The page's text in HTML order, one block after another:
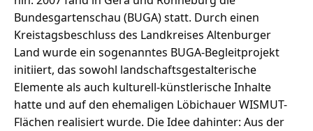
Bundesgartenschau (BUGA) statt. Durch einen
Kreistagsbeschluss des Landkreises Altenburger
Land wurde ein sogenanntes BUGA-Begleitprojekt
initiiert, das sowohl landschaftsgestalterische
Elemente als auch kulturell-künstlerische Inhalte
hatte und auf den ehemaligen Löbichauer WISMUT-
Flächen realisiert wurde. Die Idee dahinter: Aus der